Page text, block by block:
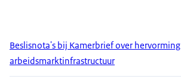
Beslisnota's bij Kamerbrief over hervorming
arbeidsmarktinfrastructuur